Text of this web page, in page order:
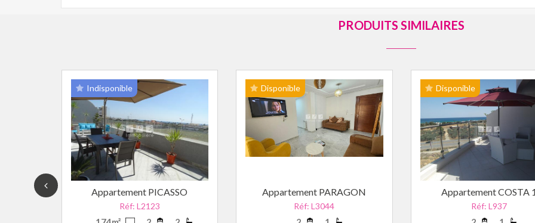
PRODUITS SIMILAIRES
Indisponible
Appartement PICASSO
Réf: L2123
Disponible
Appartement PARAGON
Réf: L3044
Disponible
Appartement COSTA 1
Réf: L937